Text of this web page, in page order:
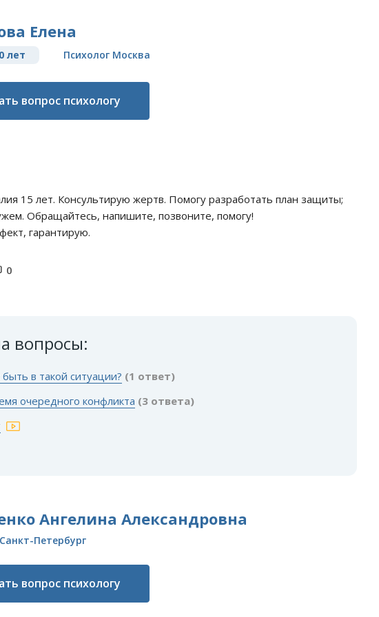
Елена
лет Психолог Москва
вопрос психологу
15 лет. Консультирую жертв. Помогу разработать план защиты;
Обращайтесь, напишите, позвоните, помогу!
гарантирую.
0
вопросы:
в такой ситуации? (1 ответ)
очередного конфликта (3 ответа)
Ангелина Александровна
Петербург
вопрос психологу